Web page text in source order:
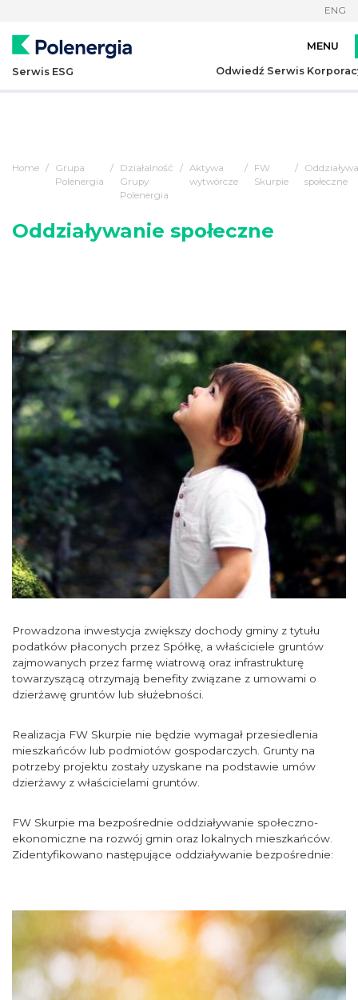
ENG
Serwis ESG Odwiedź Serwis
Home
Grupa
Polenergia
Działalność
Grupy
Polenergia
Aktywa
wytwórcze
FW
Skurpie
społeczne
Oddziaływanie społeczne
Prowadzona inwestycja zwiększy dochody gminy z tytułu
podatków płaconych przez Spółkę, a właściciele gruntów
zajmowanych przez farmę wiatrową oraz infrastrukturę
towarzyszącą otrzymają benefity związane z umowami o
dzierżawę gruntów lub służebności.
Realizacja FW Skurpie nie będzie wymagał przesiedlenia
mieszkańców lub podmiotów gospodarczych. Grunty na
potrzeby projektu zostały uzyskane na podstawie umów
dzierżawy z właścicielami gruntów.
FW Skurpie ma bezpośrednie oddziaływanie społeczno-
ekonomiczne na rozwój gmin oraz lokalnych mieszkańców.
Zidentyfikowano następujące oddziaływanie bezpośrednie: